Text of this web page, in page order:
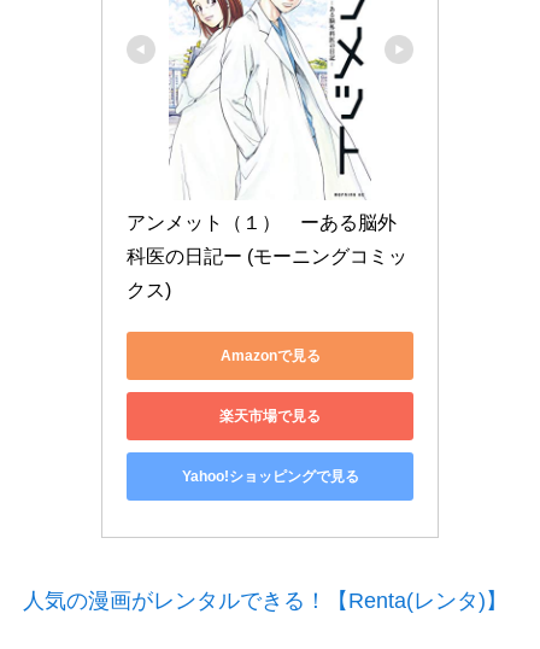
アンメット（１）　ーある脳外
科医の日記ー (モーニングコミッ
クス)
Amazonで見る
楽天市場で見る
Yahoo!ショッピングで見る
人気の漫画がレンタルできる！【Renta(レンタ)】